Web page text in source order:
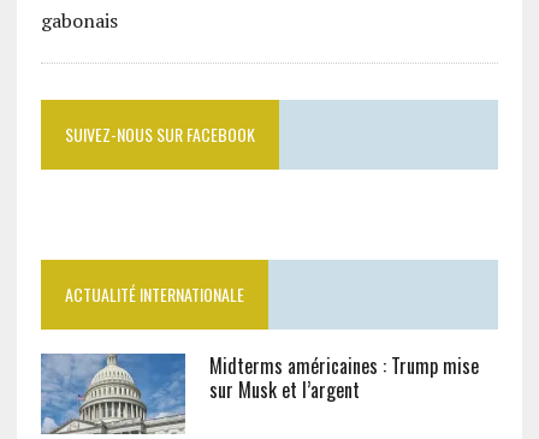
SUIVEZ-NOUS SUR FACEBOOK
ACTUALITÉ INTERNATIONALE
Midterms américaines : Trump mise
sur Musk et l’argent